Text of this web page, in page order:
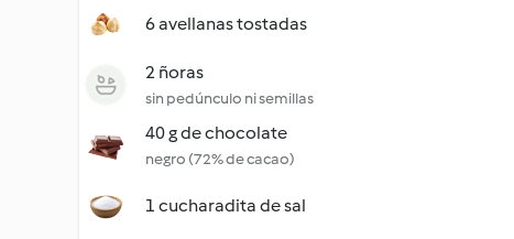
6 avellanas tostadas
2 ñoras
sin pedúnculo ni semillas
40 g de chocolate
negro (72% de cacao)
1 cucharadita de sal